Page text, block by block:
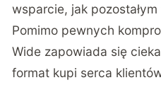
wsparcie, jak
Pomimo pewnych
Wide zapowiada się
format kupi serca